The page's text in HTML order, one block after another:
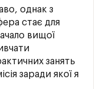
однак з
стає для
вищої
занять
заради якої я